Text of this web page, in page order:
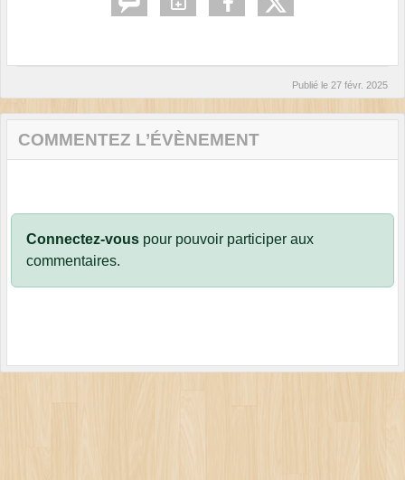
Publié le 27 févr. 2025
COMMENTEZ L’ÉVÈNEMENT
Connectez-vous pour pouvoir participer aux
commentaires.